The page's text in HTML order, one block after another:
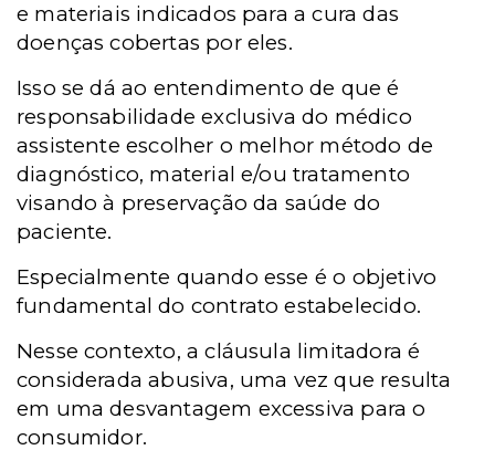
e materiais indicados para a cura das
doenças cobertas por eles.
Isso se dá ao entendimento de que é
responsabilidade exclusiva do médico
assistente escolher o melhor método de
diagnóstico, material e/ou tratamento
visando à preservação da saúde do
paciente.
Especialmente quando esse é o objetivo
fundamental do contrato estabelecido.
Nesse contexto, a cláusula limitadora é
considerada abusiva, uma vez que resulta
em uma desvantagem excessiva para o
consumidor.